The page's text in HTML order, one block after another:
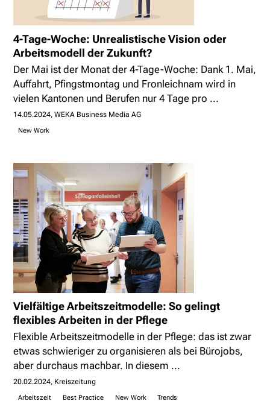
4-Tage-Woche: Unrealistische Vision oder
Arbeitsmodell der Zukunft?
Der Mai ist der Monat der 4-Tage-Woche: Dank 1. Mai,
Auffahrt, Pfingstmontag und Fronleichnam wird in
vielen Kantonen und Berufen nur 4 Tage pro ...
14.05.2024 WEKA Business Media AG
New Work
Vielfältige Arbeitszeitmodelle: So gelingt
flexibles Arbeiten in der Pflege
Flexible Arbeitszeitmodelle in der Pflege: das ist zwar
etwas schwieriger zu organisieren als bei Bürojobs,
aber durchaus machbar. In diesem ...
20.02.2024 Kreiszeitung
Arbeitszeit Best Practice New Work Trends